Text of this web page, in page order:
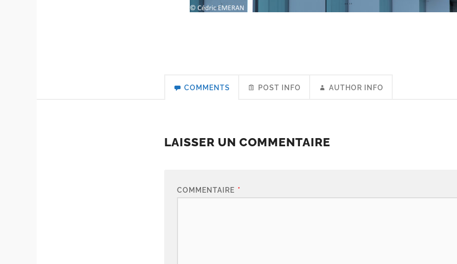
COMMENTS POST INFO AUTHOR INFO
LAISSER UN COMMENTAIRE
COMMENTAIRE *